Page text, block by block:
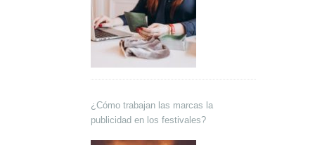
¿Cómo trabajan las marcas la
publicidad en los festivales?